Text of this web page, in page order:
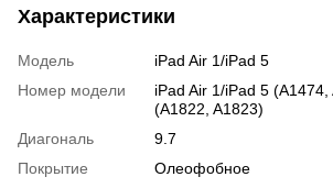
Характеристики
Модель
iPad Air 1/iPad 5
Номер модели
iPad Air 1/iPad 5 (A1474,
(A1822, A1823)
Диагональ
9.7
Покрытие
Олеофобное